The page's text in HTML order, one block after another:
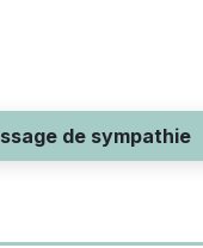
de sympathie